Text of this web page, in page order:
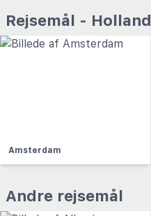
Rejsemål - Holland
Amsterdam
Andre rejsemål